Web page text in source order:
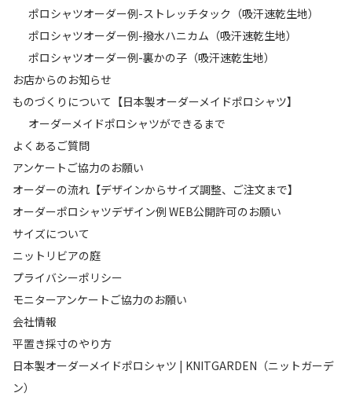
ポロシャツオーダー例-ストレッチタック（吸汗速乾生地）
ポロシャツオーダー例-撥水ハニカム（吸汗速乾生地）
ポロシャツオーダー例-裏かの子（吸汗速乾生地）
お店からのお知らせ
ものづくりについて【日本製オーダーメイドポロシャツ】
オーダーメイドポロシャツができるまで
よくあるご質問
アンケートご協力のお願い
オーダーの流れ【デザインからサイズ調整、ご注文まで】
オーダーポロシャツデザイン例 WEB公開許可のお願い
サイズについて
ニットリビアの庭
プライバシーポリシー
モニターアンケートご協力のお願い
会社情報
平置き採寸のやり方
日本製オーダーメイドポロシャツ | KNITGARDEN（ニットガーデ
ン）